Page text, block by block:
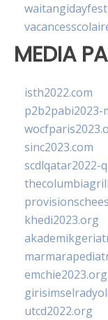
MEDIA
isth2022.com
p2b2pabi2023-
sinc2023.com
scdlqatar2022-
khedi2023.org
emchie2023.org
utcd2022.org